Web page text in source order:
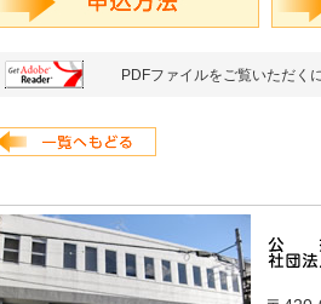
PDFファイルをご覧いただく